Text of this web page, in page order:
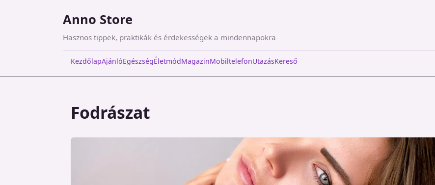
Anno Store
Hasznos tippek, praktikák és érdekességek a mindennapokra
KezdőlapAjánlóEgészségÉletmódMagazinMobiltelefonUtazásKereső
Fodrászat